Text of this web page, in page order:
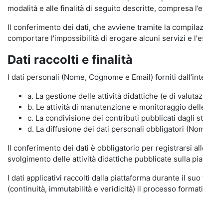
modalità e alle finalità di seguito descritte, compresa
Il conferimento dei dati, che avviene tramite la
comportare l'impossibilità di erogare alcuni servizi e
Dati raccolti e finalità
I dati personali (Nome, Cognome e Email) forniti
a. La gestione delle attività didattiche (e di
b. Le attività di manutenzione e monitoraggio
c. La condivisione dei contributi pubblicati dagli
d. La diffusione dei dati personali obbligatori
Il conferimento dei dati è obbligatorio per registrarsi
svolgimento delle attività didattiche pubblicate sulla
I dati applicativi raccolti dalla piattaforma durante il
(continuità, immutabilità e veridicità) il processo